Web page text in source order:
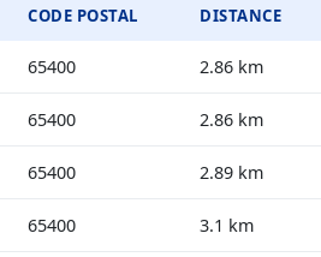
CODE POSTAL DISTANCE
65400 2.86 km
65400 2.86 km
65400 2.89 km
65400 3.1 km